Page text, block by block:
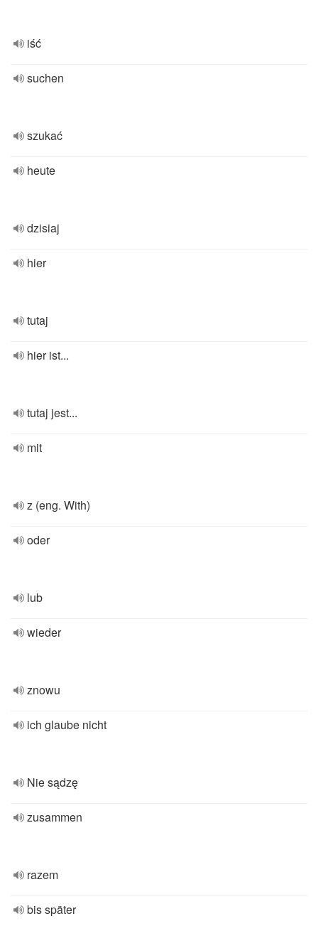
iść
suchen
szukać
heute
dzisiaj
hier
tutaj
hier ist...
tutaj jest...
mit
z (eng. With)
oder
lub
wieder
znowu
ich glaube nicht
Nie sądzę
zusammen
razem
bis später